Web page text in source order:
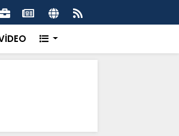
raporu, Adıyaman'daki siyasi